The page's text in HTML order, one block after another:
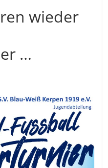
wieder
…